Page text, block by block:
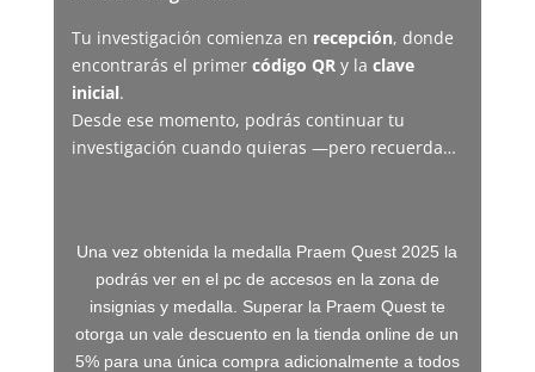
Tu investigación comienza en recepción, donde
encontrarás el primer código QRy la clave
inicial.
Desde ese momento, podrás continuar tu
investigación cuando quieras —pero recuerda…
Una vez obtenida la medalla Praem Quest 2025 la
podrás ver en el pc de accesos en la zona de
insignias y medalla. Superar la Praem Quest te
otorga un vale descuento en la tienda online de un
5% para una única compra adicionalmente a todos